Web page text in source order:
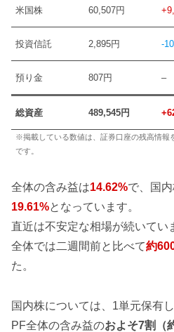
米国株 60,507円
投資信託 2,895円 -
預り金 807円 –
総資産 489,545円
※掲載している数値は、証券口座の残高情報
です。
全体の含み益は14.62%で、国
19.61%となっています。
直近は不安定な相場が続いてい
全体では二週間前と比べて約
た。
国内株については、1単元保有
PF全体の含み益のおよそ7割（